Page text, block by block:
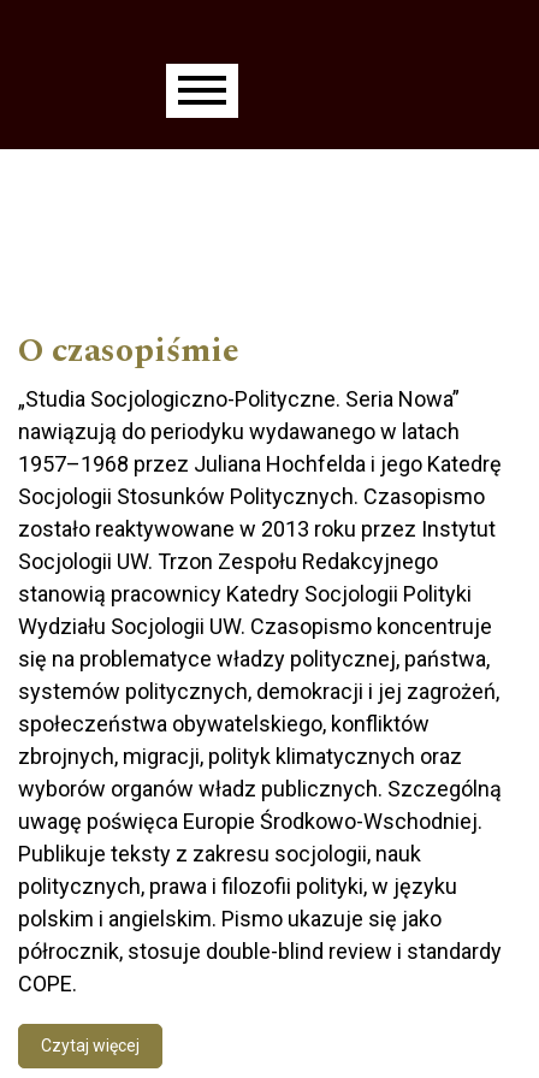
Main menu
O czasopiśmie
„Studia Socjologiczno-Polityczne. Seria Nowa”
nawiązują do periodyku wydawanego w latach
1957–1968 przez Juliana Hochfelda i jego Katedrę
Socjologii Stosunków Politycznych. Czasopismo
zostało reaktywowane w 2013 roku przez Instytut
Socjologii UW. Trzon Zespołu Redakcyjnego
stanowią pracownicy Katedry Socjologii Polityki
Wydziału Socjologii UW. Czasopismo koncentruje
się na problematyce władzy politycznej, państwa,
systemów politycznych, demokracji i jej zagrożeń,
społeczeństwa obywatelskiego, konfliktów
zbrojnych, migracji, polityk klimatycznych oraz
wyborów organów władz publicznych. Szczególną
uwagę poświęca Europie Środkowo-Wschodniej.
Publikuje teksty z zakresu socjologii, nauk
politycznych, prawa i filozofii polityki, w języku
polskim i angielskim. Pismo ukazuje się jako
półrocznik, stosuje double-blind review i standardy
COPE.
Czytaj więcej